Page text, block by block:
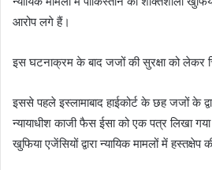
आरोप लगे हैं।
इस घटनाक्रम के बाद जजों की सुरक्षा को लेकर
इससे पहले इस्लामाबाद हाईकोर्ट के छह जजों के
न्यायाधीश काजी फैस ईसा को एक पत्र लिखा
खुफिया एजेंसियों द्वारा न्यायिक मामलों में हस्तक्षेप